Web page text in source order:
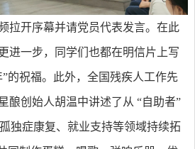
拉开序幕并请党员代表发言。在此
进一步，同学们也都在明信片上写
的祝福。此外，全国残疾人工作先
酿创始人胡温中讲述了从 “自助者”
独症康复、就业支持等领域持续拓